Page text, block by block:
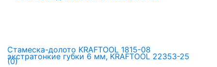
Стамеска-долото KRAFTOOL 1815-08
(0)